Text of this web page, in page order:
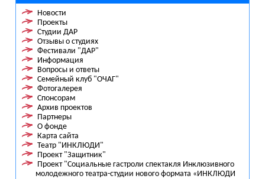
Новости
Проекты
Студии ДАР
Отзывы о студиях
Фестивали "ДАР"
Информация
Вопросы и ответы
Семейный клуб "ОЧАГ"
Фотогалерея
Спонсорам
Архив проектов
Партнеры
О фонде
Карта сайта
Театр "ИНКЛЮДИ"
Проект "Защитник"
Проект "Социальные гастроли спектакля Инклюзивного
молодежного театра-студии нового формата «ИНКЛЮДИ